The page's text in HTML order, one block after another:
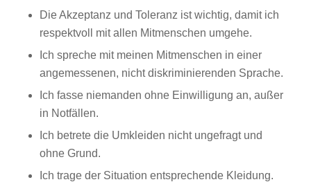
Die Akzeptanz und Toleranz ist wichtig, damit ich
respektvoll mit allen Mitmenschen umgehe.
Ich spreche mit meinen Mitmenschen in einer
angemessenen, nicht diskriminierenden Sprache.
Ich fasse niemanden ohne Einwilligung an, außer
in Notfällen.
Ich betrete die Umkleiden nicht ungefragt und
ohne Grund.
Ich trage der Situation entsprechende Kleidung.